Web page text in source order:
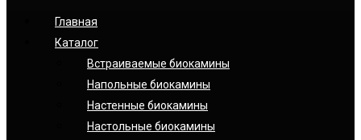
Главная
Каталог
Встраиваемые биокамины
Напольные биокамины
Настенные биокамины
Настoльные биокамины